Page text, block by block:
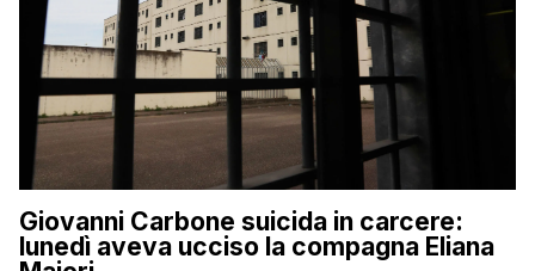
Giovanni Carbone suicida in carcere:
lunedì aveva ucciso la compagna Eliana